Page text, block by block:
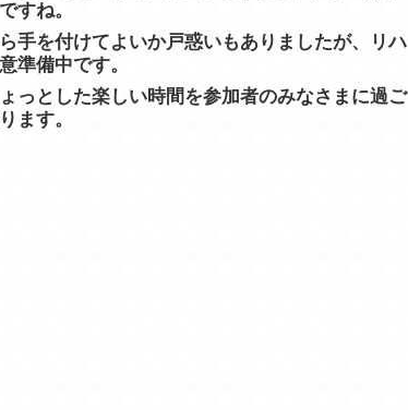
すね。
手を付けてよいか戸惑いもありましたが、リハ
準備中です。
っとした楽しい時間を参加者のみなさまに過ご
ます。